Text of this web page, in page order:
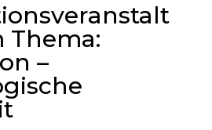
Thema:
–